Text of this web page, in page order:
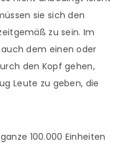
sie sich den
zu sein. Im
dem einen oder
den Kopf gehen,
Leute zu geben, die
100.000 Einheiten